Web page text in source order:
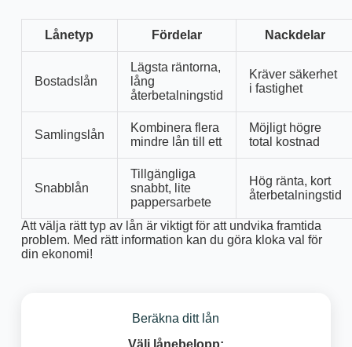
Lånetyp Fördelar Nackdelar
Bostadslån
Lägsta räntorna,
lång
återbetalningstid
Kräver säkerhet
i fastighet
Samlingslån
Kombinera flera
mindre lån till ett
Möjligt högre
total kostnad
Snabblån
Tillgängliga
snabbt, lite
pappersarbete
Hög ränta, kort
återbetalningstid
Att välja rätt typ av lån är viktigt för att undvika framtida
problem. Med rätt information kan du göra kloka val för
din ekonomi!
Beräkna ditt lån
Välj lånebelopp: